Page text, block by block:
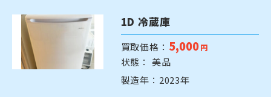
1D 冷蔵庫
買取価格： 5,000 円
状態： 美品
製造年：2023年